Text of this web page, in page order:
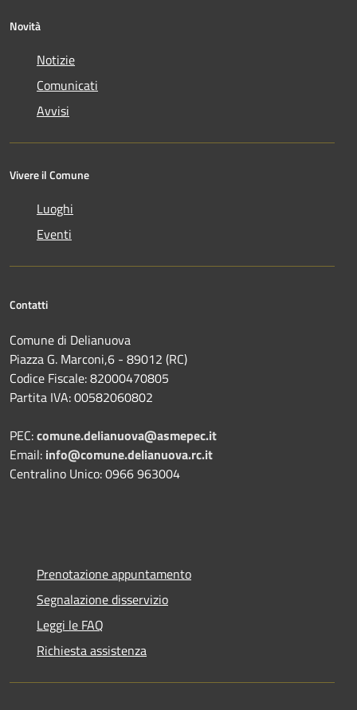
Novità
Notizie
Comunicati
Avvisi
Vivere il Comune
Luoghi
Eventi
Contatti
Comune di Delianuova
Piazza G. Marconi,6 - 89012 (RC)
Codice Fiscale: 82000470805
Partita IVA: 00582060802
PEC:comune.delianuova@asmepec.it
Email: info@comune.delianuova.rc.it
Centralino Unico: 0966 963004
Prenotazione appuntamento
Segnalazione disservizio
Leggi le FAQ
Richiesta assistenza